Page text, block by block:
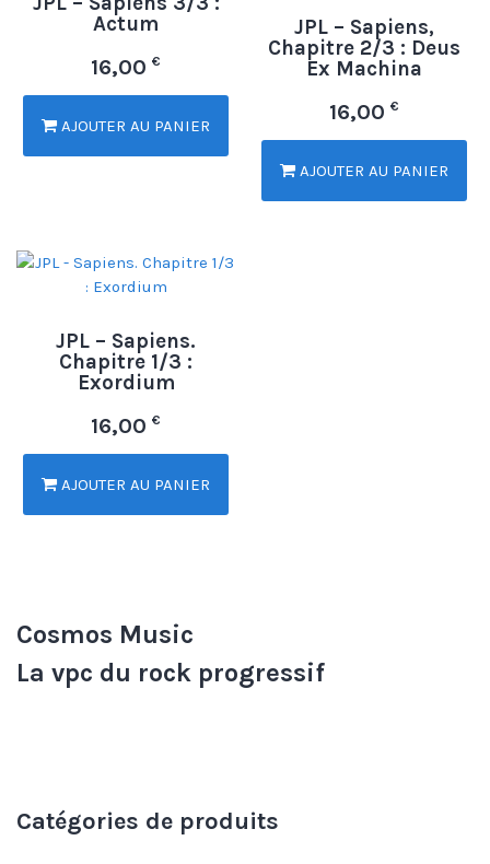
Actum
16,00€
AJOUTER AU PANIER
JPL – Sapiens,
Chapitre 2/3 : Deus
Ex Machina
16,00 €
AJOUTER AU PANIER
JPL – Sapiens.
Chapitre 1/3 :
Exordium
16,00€
AJOUTER AU PANIER
Cosmos Music
La vpc du rock progressif
Catégories de produits